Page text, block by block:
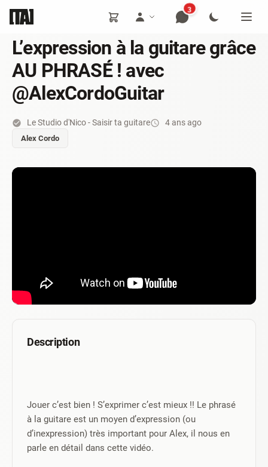
3
L’expression à la guitare grâce
AU PHRASÉ ! avec
@AlexCordoGuitar
Le Studio d'Nico - Saisir ta guitare 4 ans ago
Alex Cordo
Description
Jouer c’est bien ! S’exprimer c’est mieux !! Le phrasé
à la guitare est un moyen d’expression (ou
d’inexpression) très important pour Alex, il nous en
parle en détail dans cette vidéo.